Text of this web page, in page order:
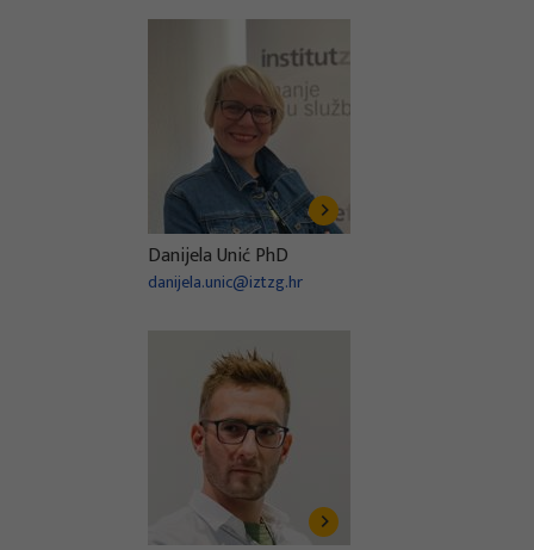
Danijela Unić PhD
danijela.unic@iztzg.hr